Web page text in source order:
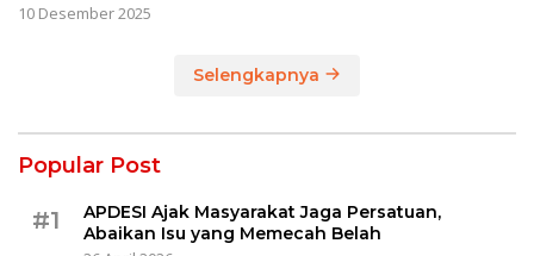
10 Desember 2025
Selengkapnya
Popular Post
#1
APDESI Ajak Masyarakat Jaga Persatuan,
Abaikan Isu yang Memecah Belah